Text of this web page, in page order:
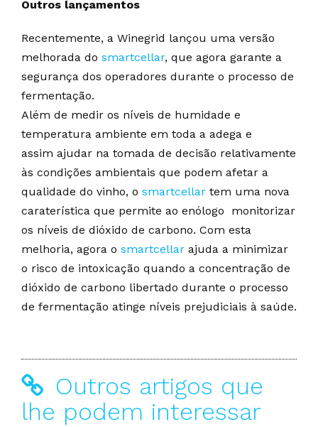
Outros lançamentos
Recentemente, a Winegrid lançou uma versão
melhorada do smartcellar, que agora garante a
segurança dos operadores durante o processo de
fermentação.
Além de medir os níveis de humidade e
temperatura ambiente em toda a adega e
assim ajudar na tomada de decisão relativamente
às condições ambientais que podem afetar a
qualidade do vinho, o smartcellar tem uma nova
caraterística que permite ao enólogo monitorizar
os níveis de dióxido de carbono. Com esta
melhoria, agora o smartcellar ajuda a minimizar
o risco de intoxicação quando a concentração de
dióxido de carbono libertado durante o processo
de fermentação atinge níveis prejudiciais à saúde.
Outros artigos que
lhe podem interessar